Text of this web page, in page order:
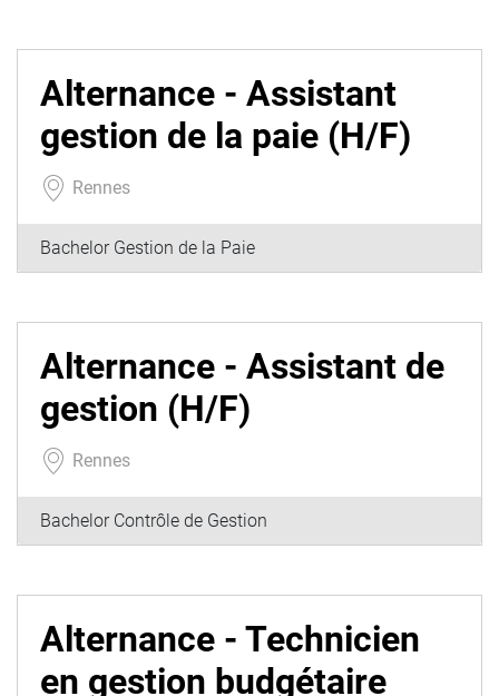
Alternance - Assistant
gestion de la paie (H/F)
Rennes
Bachelor Gestion de la Paie
Alternance - Assistant de
gestion (H/F)
Rennes
Bachelor Contrôle de Gestion
Alternance - Technicien
en gestion budgétaire